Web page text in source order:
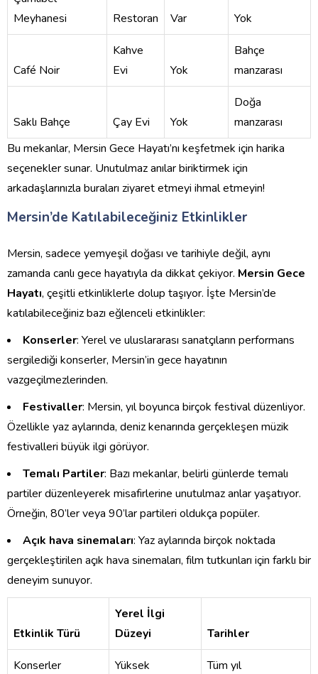
Meyhanesi
Restoran Var Yok
Café Noir
Kahve
Evi
Yok
Bahçe
manzarası
Saklı Bahçe Çay Evi Yok
Doğa
manzarası
Bu mekanlar, Mersin Gece Hayatı’nı keşfetmek için harika
seçenekler sunar. Unutulmaz anılar biriktirmek için
arkadaşlarınızla buraları ziyaret etmeyi ihmal etmeyin!
Mersin’de Katılabileceğiniz Etkinlikler
Mersin, sadece yemyeşil doğası ve tarihiyle değil, aynı
zamanda canlı gece hayatıyla da dikkat çekiyor. Mersin Gece
Hayatı, çeşitli etkinliklerle dolup taşıyor. İşte Mersin’de
katılabileceğiniz bazı eğlenceli etkinlikler:
Konserler: Yerel ve uluslararası sanatçıların performans
sergilediği konserler, Mersin’in gece hayatının
vazgeçilmezlerinden.
Festivaller: Mersin, yıl boyunca birçok festival düzenliyor.
Özellikle yaz aylarında, deniz kenarında gerçekleşen müzik
festivalleri büyük ilgi görüyor.
Temalı Partiler: Bazı mekanlar, belirli günlerde temalı
partiler düzenleyerek misafirlerine unutulmaz anlar yaşatıyor.
Örneğin, 80’ler veya 90’lar partileri oldukça popüler.
Açık hava sinemaları: Yaz aylarında birçok noktada
gerçekleştirilen açık hava sinemaları, film tutkunları için farklı bir
deneyim sunuyor.
Etkinlik Türü
Yerel İlgi
Düzeyi
Tarihler
Konserler Yüksek Tüm yıl